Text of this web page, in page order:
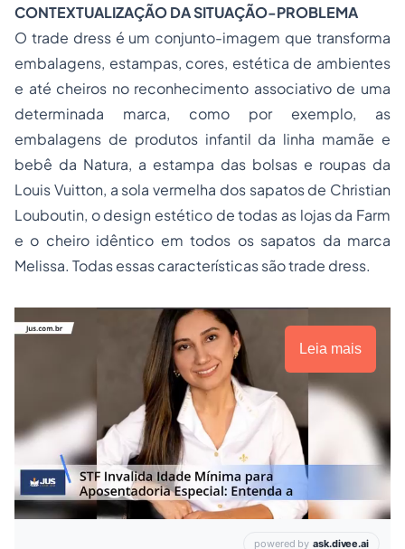
CONTEXTUALIZAÇÃO DA SITUAÇÃO-PROBLEMA
O trade dress é um conjunto-imagem que transforma
embalagens, estampas, cores, estética de ambientes
e até cheiros no reconhecimento associativo de uma
determinada marca, como por exemplo, as
embalagens de produtos infantil da linha mamãe e
bebê da Natura, a estampa das bolsas e roupas da
Louis Vuitton, a sola vermelha dos sapatos de Christian
Louboutin, o design estético de todas as lojas da Farm
e o cheiro idêntico em todos os sapatos da marca
Melissa. Todas essas características são trade dress.
Leia mais